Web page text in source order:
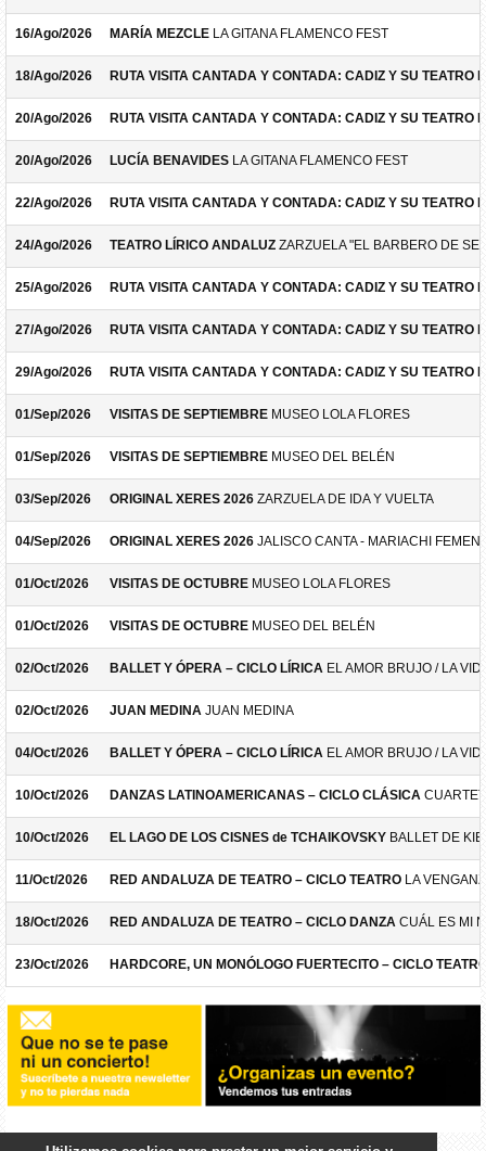
16/Ago/2026 MARÍA MEZCLE LA GITANA FLAMENCO FEST
18/Ago/2026 RUTA VISITA CANTADA Y CONTADA: CADIZ Y SU TEATRO
20/Ago/2026 RUTA VISITA CANTADA Y CONTADA: CADIZ Y SU TEATRO
20/Ago/2026 LUCÍA BENAVIDES LA GITANA FLAMENCO FEST
22/Ago/2026 RUTA VISITA CANTADA Y CONTADA: CADIZ Y SU TEATRO
24/Ago/2026 TEATRO LÍRICO ANDALUZ ZARZUELA "EL BARBERO DE
25/Ago/2026 RUTA VISITA CANTADA Y CONTADA: CADIZ Y SU TEATRO
27/Ago/2026 RUTA VISITA CANTADA Y CONTADA: CADIZ Y SU TEATRO
29/Ago/2026 RUTA VISITA CANTADA Y CONTADA: CADIZ Y SU TEATRO
01/Sep/2026 VISITAS DE SEPTIEMBRE MUSEO LOLA FLORES
01/Sep/2026 VISITAS DE SEPTIEMBRE MUSEO DEL BELÉN
03/Sep/2026 ORIGINAL XERES 2026 ZARZUELA DE IDA Y VUELTA
04/Sep/2026 ORIGINAL XERES 2026 JALISCO CANTA - MARIACHI
01/Oct/2026 VISITAS DE OCTUBRE MUSEO LOLA FLORES
01/Oct/2026 VISITAS DE OCTUBRE MUSEO DEL BELÉN
02/Oct/2026 BALLET Y ÓPERA – CICLO LÍRICA EL AMOR BRUJO / LA
02/Oct/2026 JUAN MEDINA JUAN MEDINA
04/Oct/2026 BALLET Y ÓPERA – CICLO LÍRICA EL AMOR BRUJO / LA
10/Oct/2026 DANZAS LATINOAMERICANAS – CICLO CLÁSICA
10/Oct/2026 EL LAGO DE LOS CISNES de TCHAIKOVSKY BALLET DE
11/Oct/2026 RED ANDALUZA DE TEATRO – CICLO TEATRO LA
18/Oct/2026 RED ANDALUZA DE TEATRO – CICLO DANZA CUÁL ES MI
23/Oct/2026 HARDCORE, UN MONÓLOGO FUERTECITO – CICLO